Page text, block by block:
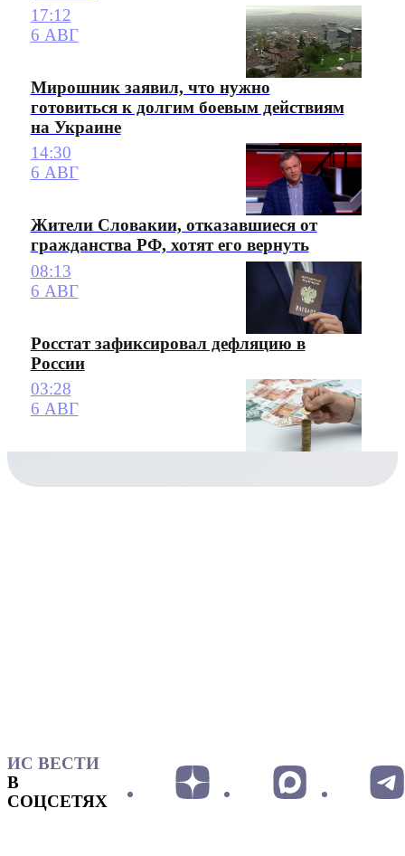
17:12
6 АВГ
Мирошник заявил, что нужно
готовиться к долгим боевым действиям
на Украине
14:30
6 АВГ
Жители Словакии, отказавшиеся от
гражданства РФ, хотят его вернуть
08:13
6 АВГ
Росстат зафиксировал дефляцию в
России
03:28
6 АВГ
ИС ВЕСТИ
В
СОЦСЕТЯХ